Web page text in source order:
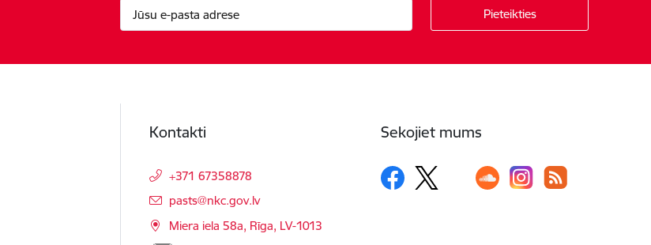
Kontakti
+371 67358878
E-pasts:
pasts@nkc.gov.lv
Miera iela 58a, Rīga, LV-1013
Sekojiet mums